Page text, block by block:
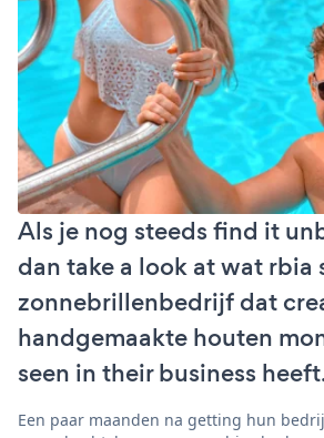
Als je nog steeds find it
dan take a look at wat rbia
zonnebrillenbedrijf dat
handgemaakte houten
seen in their business
Een paar maanden na getting hun